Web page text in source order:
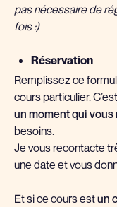
pas nécessaire de
fois :)
Réservation
Remplissez ce
cours particulier.
un moment qui
besoins.
Je vous recontacte
une date et vous
Et si ce cours estun